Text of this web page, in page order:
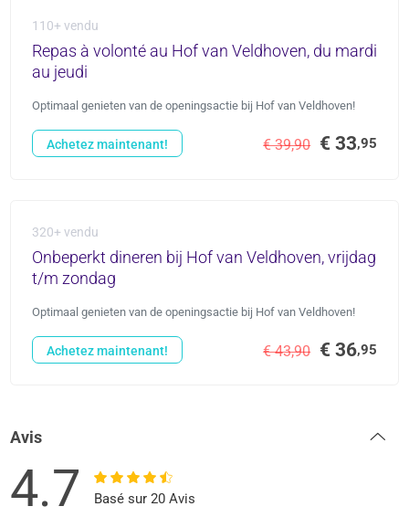
110+ vendu
Repas à volonté au Hof van Veldhoven, du mardi
au jeudi
Optimaal genieten van de openingsactie bij Hof van Veldhoven!
€ 39,90 € 33,95
Achetez maintenant!
320+ vendu
Onbeperkt dineren bij Hof van Veldhoven, vrijdag
t/m zondag
Optimaal genieten van de openingsactie bij Hof van Veldhoven!
€ 43,90 € 36,95
Achetez maintenant!
Avis
4.7 Basé sur 20 Avis